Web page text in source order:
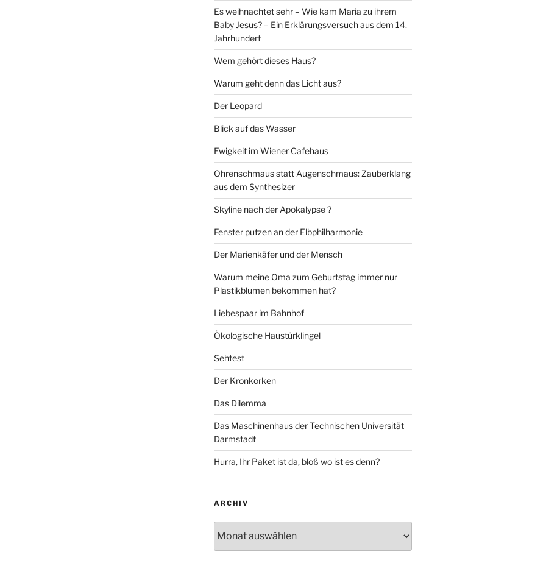
Es weihnachtet sehr – Wie kam Maria zu ihrem
Baby Jesus? – Ein Erklärungsversuch aus dem 14.
Jahrhundert
Wem gehört dieses Haus?
Warum geht denn das Licht aus?
Der Leopard
Blick auf das Wasser
Ewigkeit im Wiener Cafehaus
Ohrenschmaus statt Augenschmaus: Zauberklang
aus dem Synthesizer
Skyline nach der Apokalypse ?
Fenster putzen an der Elbphilharmonie
Der Marienkäfer und der Mensch
Warum meine Oma zum Geburtstag immer nur
Plastikblumen bekommen hat?
Liebespaar im Bahnhof
Ökologische Haustürklingel
Sehtest
Der Kronkorken
Das Dilemma
Das Maschinenhaus der Technischen Universität
Darmstadt
Hurra, Ihr Paket ist da, bloß wo ist es denn?
ARCHIV